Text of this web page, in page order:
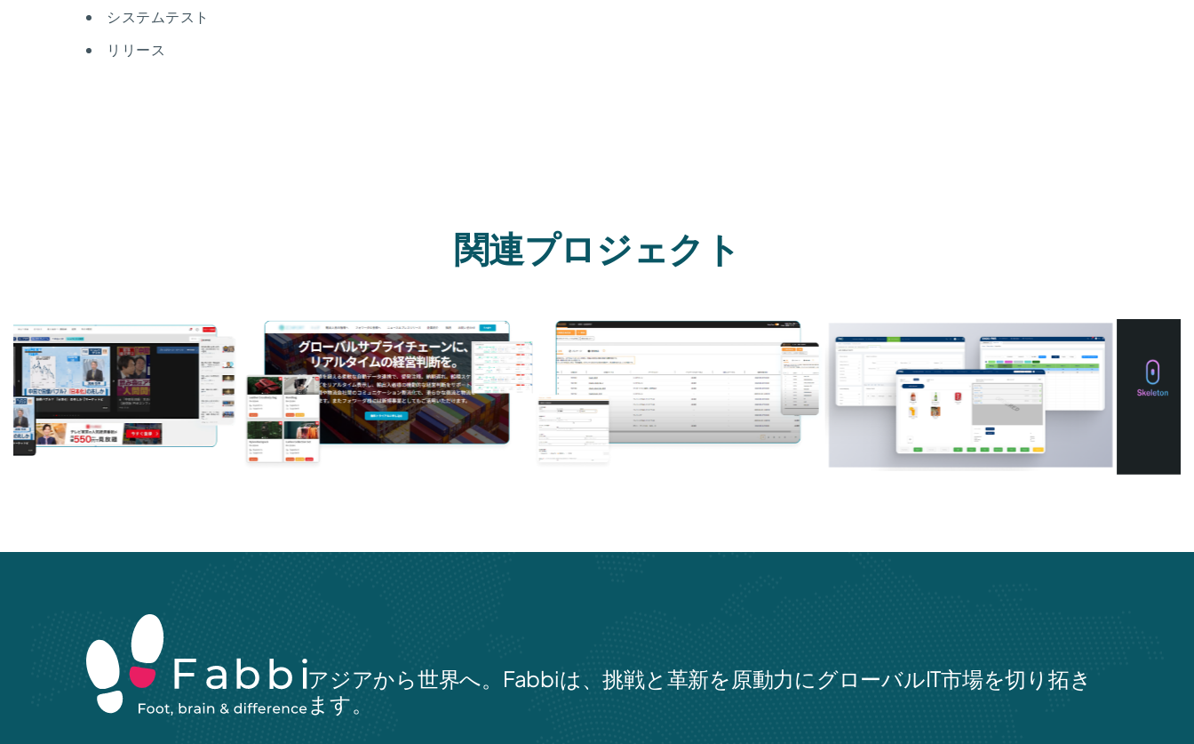
システムテスト
リリース
関連プロジェクト
アジアから世界へ。Fabbiは、挑戦と革新を原動力にグローバルIT市場を切り拓き
ます。